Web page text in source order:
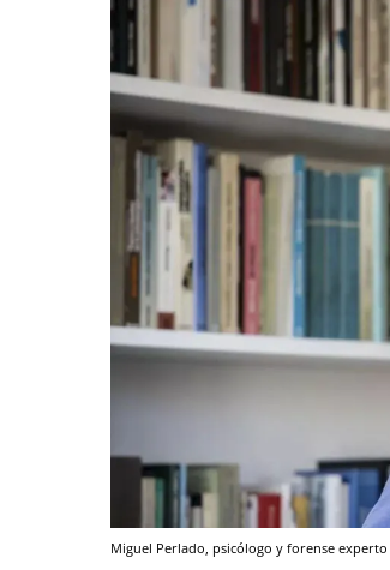
Miguel Perlado, psicólogo y forense experto